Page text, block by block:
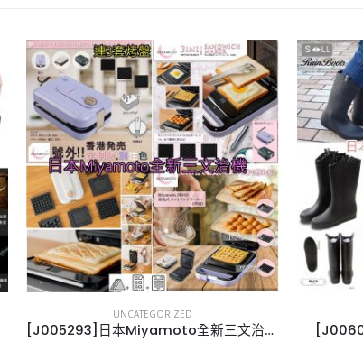
UNCATEGORIZED
[J006023]日本 Jacques女優水鞋